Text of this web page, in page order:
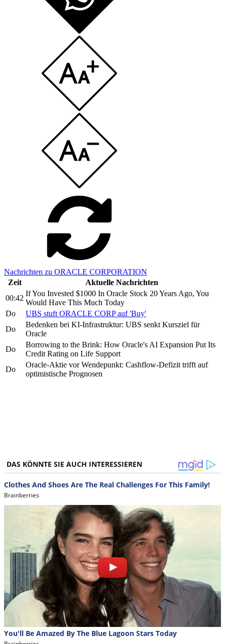
Nachrichten zu ORACLE CORPORATION
Zeit
Aktuelle Nachrichten
00:42
If You Invested $1000 In Oracle Stock 20 Years Ago, You
Would Have This Much Today
Do
UBS stuft ORACLE CORP auf 'Buy'
Do
Bedenken bei KI-Infrastruktur: UBS senkt Kursziel für
Oracle
Do
Borrowing to the Brink: How Oracle's AI Expansion Put Its
Credit Rating on Life Support
Do
Oracle-Aktie vor Wendepunkt: Cashflow-Defizit trifft auf
optimistische Prognosen